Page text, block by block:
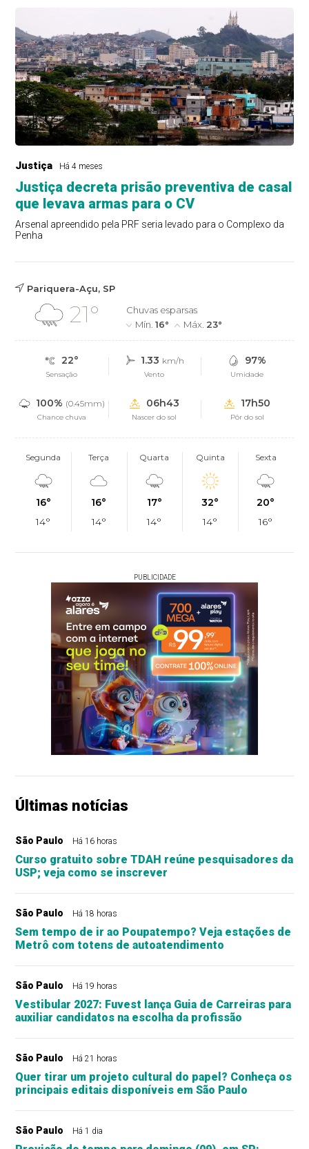
Justiça Há 4 meses
Justiça decreta prisão preventiva de casal
que levava armas para o CV
Arsenal apreendido pela PRF seria levado para o Complexo da
Penha
Pariquera-Açu, SP
21°
Chuvas esparsas
Mín.16° Máx. 23°
22°
Sensação
1.33 km/h
Vento
97%
Umidade
100% (0.45mm)
Chance chuva
06h43
Nascer do sol
17h50
Pôr do sol
Segunda
16°
14°
Terça
16°
14°
Quarta
17°
14°
Quinta
32°
14°
Sexta
20°
16°
PUBLICIDADE
Últimas notícias
São Paulo Há 16 horas
Curso gratuito sobre TDAH reúne pesquisadores da
USP; veja como se inscrever
São Paulo Há 18 horas
Sem tempo de ir ao Poupatempo? Veja estações de
Metrô com totens de autoatendimento
São Paulo Há 19 horas
Vestibular 2027: Fuvest lança Guia de Carreiras para
auxiliar candidatos na escolha da profissão
São Paulo Há 21 horas
Quer tirar um projeto cultural do papel? Conheça os
principais editais disponíveis em São Paulo
São Paulo Há 1 dia